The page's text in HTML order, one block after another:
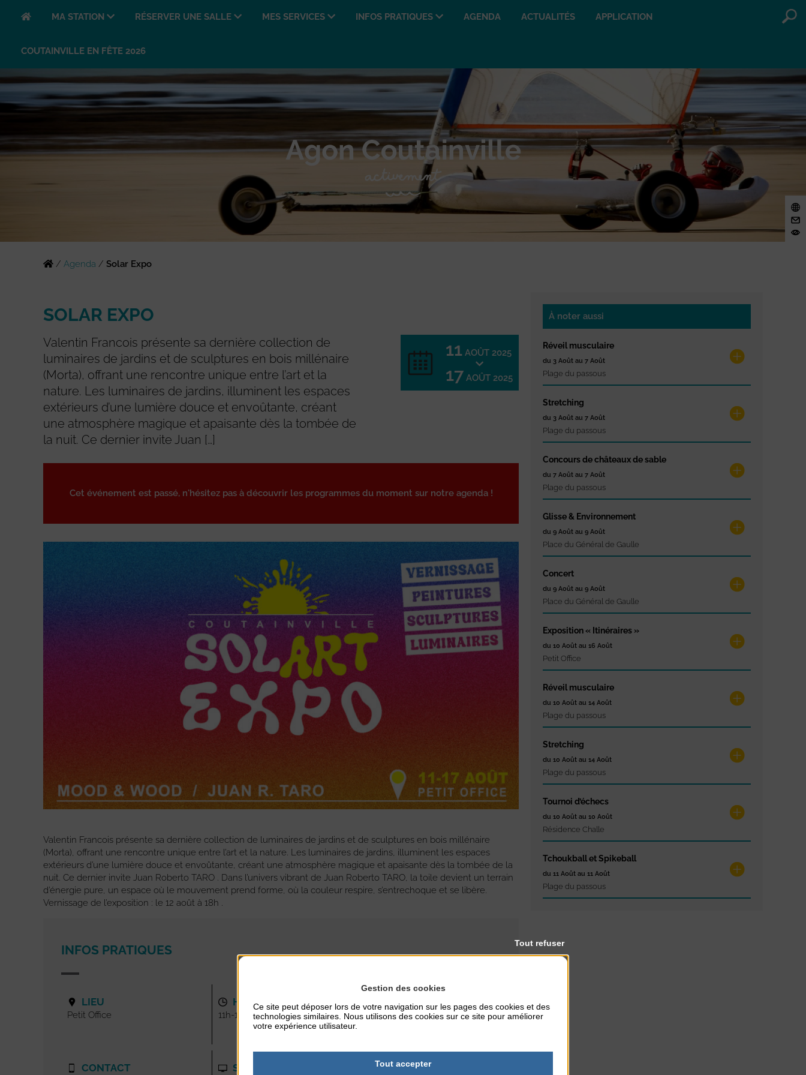
MA STATION RÉSERVER UNE SALLE MES SERVICES INFOS PRATIQUES AGENDA ACTUALITÉS APPLICATION
COUTAINVILLE EN FÊTE 2026
/ Agenda / Solar Expo
SOLAR EXPO
Valentin Francois présente sa dernière collection de
luminaires de jardins et de sculptures en bois millénaire
(Morta), offrant une rencontre unique entre l’art et la
nature. Les luminaires de jardins, illuminent les espaces
extérieurs d’une lumière douce et envoûtante, créant
une atmosphère magique et apaisante dès la tombée de
la nuit. Ce dernier invite Juan […]
11 AOÛT 2025
17 AOÛT 2025
Cet événement est passé, n'hésitez pas à découvrir les programmes du moment sur notre agenda !
Valentin Francois présente sa dernière collection de luminaires de jardins et de sculptures en bois millénaire
(Morta), offrant une rencontre unique entre l’art et la nature. Les luminaires de jardins, illuminent les espaces
extérieurs d’une lumière douce et envoûtante, créant une atmosphère magique et apaisante dès la tombée de la
nuit. Ce dernier invite Juan Roberto TARO . Dans l’univers vibrant de Juan Roberto TARO, la toile devient un terrain
d’énergie pure, un espace où le mouvement prend forme, où la couleur respire, s’entrechoque et se libère.
Vernissage de l’exposition : le 12 août à 18h .
INFOS PRATIQUES
LIEU
Petit Office
CONTACT
HORAIRES
11h-19h
SITE INTERNET
TARIFS
Entrée libre
À noter aussi
Réveil musculaire
du 3 Août au 7 Août
Plage du passous
Stretching
du 3 Août au 7 Août
Plage du passous
Concours de châteaux de sable
du 7 Août au 7 Août
Plage du passous
Glisse & Environnement
du 9 Août au 9 Août
Place du Général de Gaulle
Concert
du 9 Août au 9 Août
Place du Général de Gaulle
Exposition « Itinéraires »
du 10 Août au 16 Août
Petit Office
Réveil musculaire
du 10 Août au 14 Août
Plage du passous
Stretching
du 10 Août au 14 Août
Plage du passous
Tournoi d’échecs
du 10 Août au 10 Août
Résidence Challe
Tchoukball et Spikeball
du 11 Août au 11 Août
Plage du passous
Gestion des cookies
Ce site peut déposer lors de votre navigation sur les pages des cookies et des
technologies similaires. Nous utilisons des cookies sur ce site pour améliorer
votre expérience utilisateur.
Tout accepter
Tout refuser